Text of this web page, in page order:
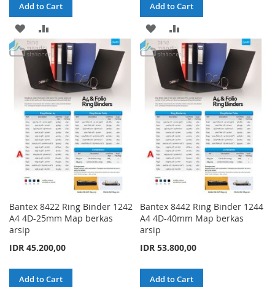
Add to Cart
ADD
TO
WISH
LIST
TO
COMPARE
Add to Cart
ADD
TO
WISH
LIST
TO
COMPARE
Bantex 8422 Ring Binder 1242
A4 4D-25mm Map berkas
arsip
IDR 45.200,00
Add to Cart
Bantex 8442 Ring Binder 1244
A4 4D-40mm Map berkas
arsip
IDR 53.800,00
Add to Cart